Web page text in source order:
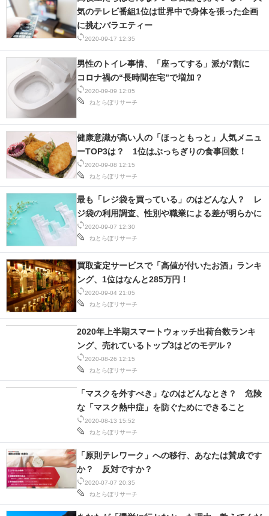
2020-09-17 12:35
気のテレビ番組1位は世界中で身体を張った企画
に挑むバラエティー
2020-09-09 12:05
ねとらぼリサーチ
男性のトイレ事情、「座ってする」派が7割に
コロナ禍の“長時間在宅”で増加？
2020-09-08 12:15
ねとらぼリサーチ
健康意識が高い人の「ほっともっと」人気メニュ
ーTOP3は？ 1位はぶっちぎりの食事回数！
2020-09-07 12:30
ねとらぼリサーチ
最も「レジ袋を買っている」のはどんな人？ レ
ジ袋の利用調査、性別や職業による差が明らかに
2020-09-04 21:05
ねとらぼリサーチ
買取査定サービスで「高値が付いたお酒」ランキ
ング、1位はなんと285万円！
2020-08-26 12:15
ねとらぼリサーチ
2020年上半期スマートウォッチ出荷台数ランキ
ング、売れているトップ3はどのモデル？
2020-08-13 15:52
ねとらぼリサーチ
「マスクを外すべき」なのはどんなとき？ 危険
な「マスク熱中症」を防ぐためにできること
2020-07-07 20:35
ねとらぼリサーチ
「原則テレワーク」への移行、あなたは賛成です
か？ 反対ですか？